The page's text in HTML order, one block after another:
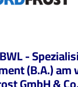
-
(B.A.) am